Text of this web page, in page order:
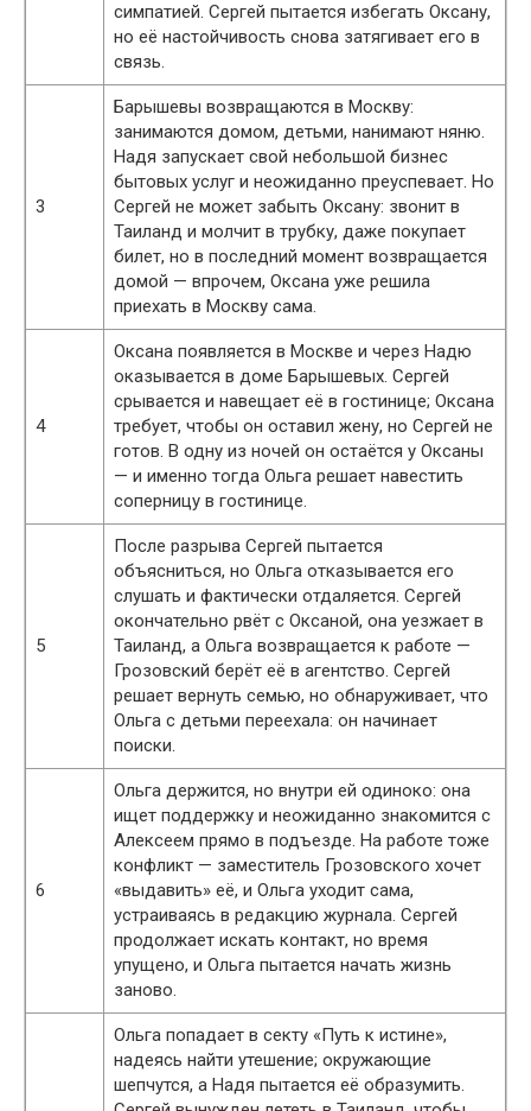
симпатией. Сергей пытается избегать Оксану,
но её настойчивость снова затягивает его в
связь.
3
Барышевы возвращаются в Москву:
занимаются домом, детьми, нанимают няню.
Надя запускает свой небольшой бизнес
бытовых услуг и неожиданно преуспевает. Но
Сергей не может забыть Оксану: звонит в
Таиланд и молчит в трубку, даже покупает
билет, но в последний момент возвращается
домой — впрочем, Оксана уже решила
приехать в Москву сама.
4
Оксана появляется в Москве и через Надю
оказывается в доме Барышевых. Сергей
срывается и навещает её в гостинице; Оксана
требует, чтобы он оставил жену, но Сергей не
готов. В одну из ночей он остаётся у Оксаны
— и именно тогда Ольга решает навестить
соперницу в гостинице.
5
После разрыва Сергей пытается
объясниться, но Ольга отказывается его
слушать и фактически отдаляется. Сергей
окончательно рвёт с Оксаной, она уезжает в
Таиланд, а Ольга возвращается к работе —
Грозовский берёт её в агентство. Сергей
решает вернуть семью, но обнаруживает, что
Ольга с детьми переехала: он начинает
поиски.
6
Ольга держится, но внутри ей одиноко: она
ищет поддержку и неожиданно знакомится с
Алексеем прямо в подъезде. На работе тоже
конфликт — заместитель Грозовского хочет
«выдавить» её, и Ольга уходит сама,
устраиваясь в редакцию журнала. Сергей
продолжает искать контакт, но время
упущено, и Ольга пытается начать жизнь
заново.
Ольга попадает в секту «Путь к истине»,
надеясь найти утешение; окружающие
шепчутся, а Надя пытается её образумить.